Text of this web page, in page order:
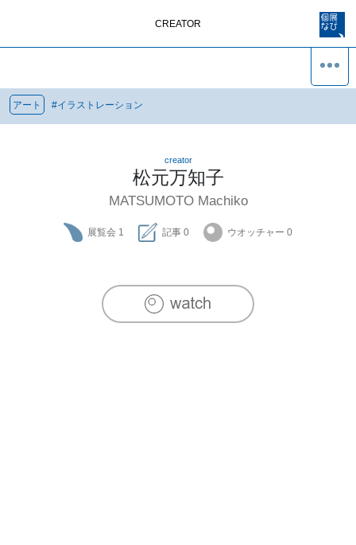
CREATOR
アート #イラストレーション
creator
松元万知子
MATSUMOTO Machiko
展覧会 1 記事 0 ウオッチャー 0